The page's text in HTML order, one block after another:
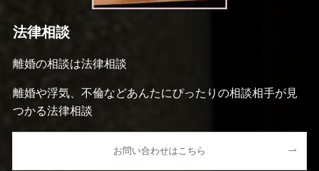
法律相談
離婚の相談は法律相談
離婚や浮気、不倫などあんたにぴったりの相談相手が見
つかる法律相談
お問い合わせはこちら